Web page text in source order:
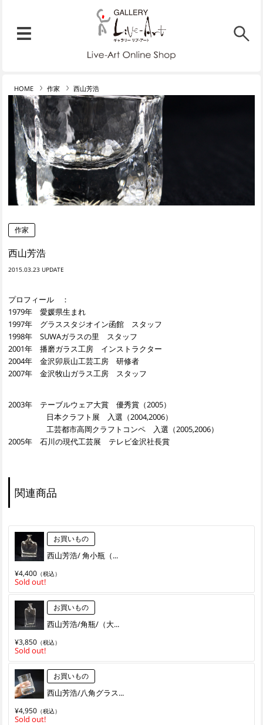
HOME 作家 西山芳浩
作家
西山芳浩
2015.03.23
プロフィール ：
1979年 愛媛県生まれ
1997年 グラススタジオイン函館 スタッフ
1998年 SUWAガラスの里 スタッフ
2001年 播磨ガラス工房 インストラクター
2004年 金沢卯辰山工芸工房 研修者
2007年 金沢牧山ガラス工房 スタッフ
2003年 テーブルウェア大賞 優秀賞（2005）
日本クラフト展 入選（2004,2006）
工芸都市高岡クラフトコンペ 入選（2005,2006）
2005年 石川の現代工芸展 テレビ金沢社長賞
関連商品
お買いもの
西山芳浩/ 角小瓶（...
¥4,400 （税込）
Sold out!
お買いもの
西山芳浩/角瓶/（大...
¥3,850 （税込）
Sold out!
お買いもの
西山芳浩/八角グラス...
¥4,950 （税込）
Sold out!